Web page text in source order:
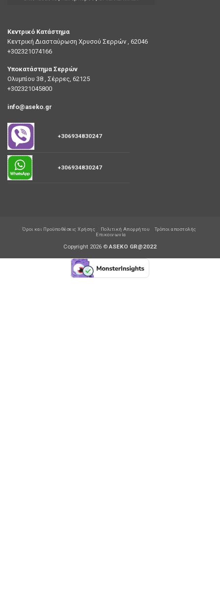
Κεντρικό Κατάστημα
Κεντρική Διασταύρωση Χρυσού Σερρών , 62046
+302321074166
Υποκατάστημα Σερρών
Ολυμπίου 38 , Σέρρες, 62125
+302321045800
info@aseko.gr
+306934830247
+306934830247
Όροι και Προϋποθέσεις Χρήσης Πολιτική Απορρήτου
Τρόποι αποστολής
Επικοινωνία
Copyright 2026 ©ASEKO GR@2022